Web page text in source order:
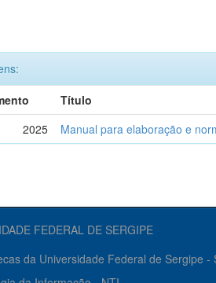
Título
2025
Manual para elaboração e
FEDERAL DE SERGIPE
da Universidade Federal de Sergipe -